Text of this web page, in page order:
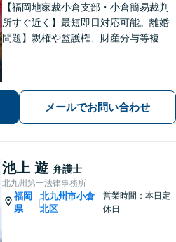
【福岡地家裁小倉支部・小倉簡易裁判
所すぐ近く】最短即日対応可能。離婚
問題】親権や監護権、財産分与等複雑
力と交渉力を強みに円満な相続へ。
メールでお問い合わせ
池上 遊 弁護士
北九州第一法律事務所
福岡
県
|
北九州市小倉
北区
営業時間：本日定
休日